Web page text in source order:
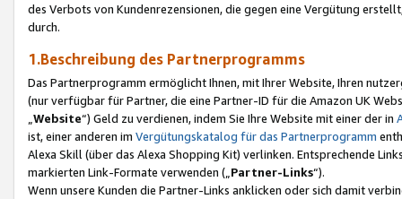
des Verbots von Kundenrezensionen, die gegen eine Vergütung
durch.
1.Beschreibung des Partnerprogramms
Das Partnerprogramm ermöglicht Ihnen, mit Ihrer Website, Ihren
(nur verfügbar für Partner, die eine Partner-ID für die Amazon UK
Website“) Geld zu verdienen, indem Sie Ihre Website mit einer der in
ist, einer anderen im Vergütungskatalog für das Partnerprogramm
Alexa Skill (über das Alexa Shopping Kit) verlinken. Entsprechende
markierten Link-Formate verwenden („ Partner-Links“).
Wenn unsere Kunden die Partner-Links anklicken oder sich damit